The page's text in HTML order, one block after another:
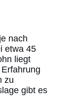
nach
etwa 45
liegt
zu
gibt es